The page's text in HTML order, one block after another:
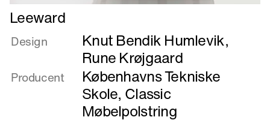
Læs
mere
om
Leeward
Design Knut Bendik Humlevik,
Rune Krøjgaard
Producent
Københavns Tekniske
Skole, Classic
Møbelpolstring